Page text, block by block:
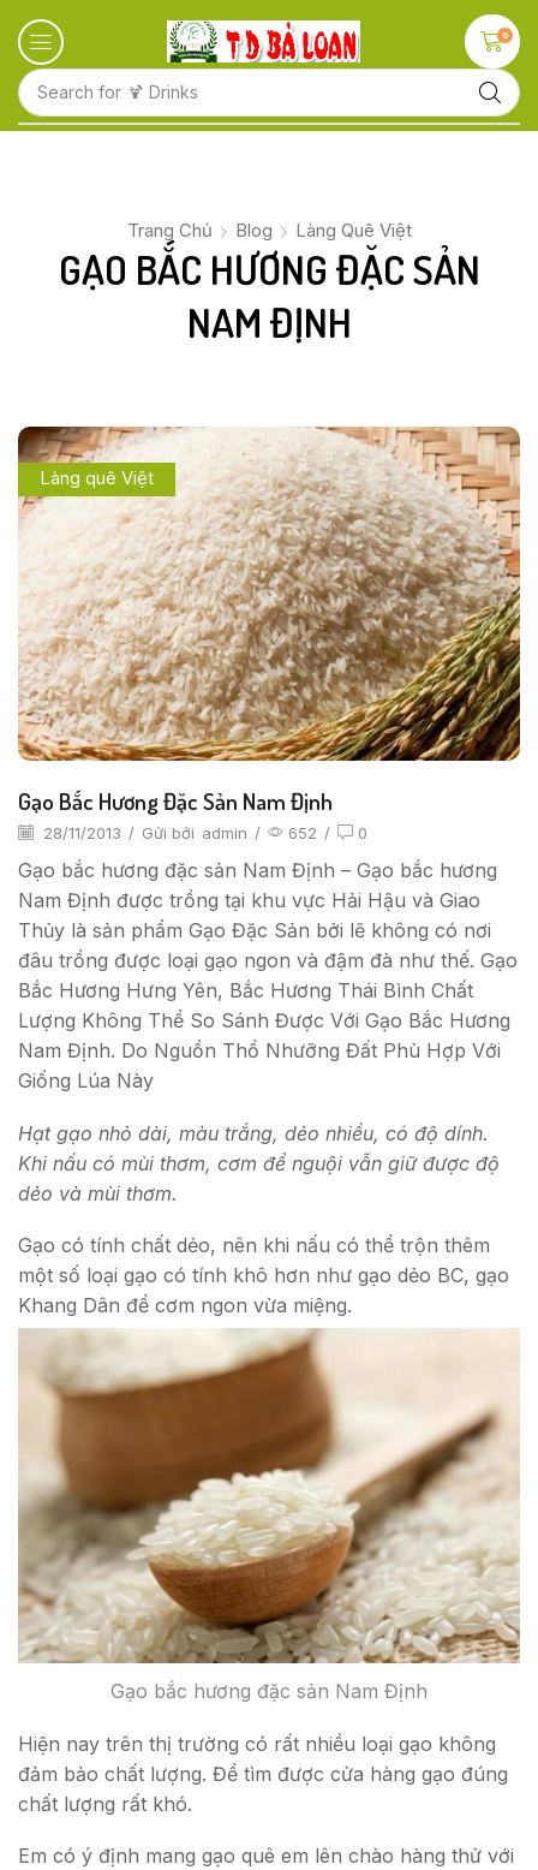
Search for 🍋 Fruits
0
Trang Chủ Blog Làng Quê Việt
GẠO BẮC HƯƠNG ĐẶC SẢN
NAM ĐỊNH
Làng quê Việt
Gạo Bắc Hương Đặc Sản Nam Định
28/11/2013 / Gửi bởi admin / 652 / 0
Gạo bắc hương đặc sản Nam Định – Gạo bắc hương
Nam Định được trồng tại khu vực Hải Hậu và Giao
Thủy là sản phẩm Gạo Đặc Sản bởi lẽ không có nơi
đâu trồng được loại gạo ngon và đậm đà như thế. Gạo
Bắc Hương Hưng Yên, Bắc Hương Thái Bình Chất
Lượng Không Thể So Sánh Được Với Gạo Bắc Hương
Nam Định. Do Nguồn Thổ Nhưỡng Đất Phù Hợp Với
Giống Lúa Này
Hạt gạo nhỏ dài, màu trắng, dẻo nhiều, có độ dính.
Khi nấu có mùi thơm, cơm để nguội vẫn giữ được độ
dẻo và mùi thơm.
Gạo có tính chất dẻo, nên khi nấu có thể trộn thêm
một số loại gạo có tính khô hơn như gạo dẻo BC, gạo
Khang Dân để cơm ngon vừa miệng.
Gạo bắc hương đặc sản Nam Định
Hiện nay trên thị trường có rất nhiều loại gạo không
đảm bảo chất lượng. Để tìm được cửa hàng gạo đúng
chất lượng rất khó.
Em có ý định mang gạo quê em lên chào hàng thử với